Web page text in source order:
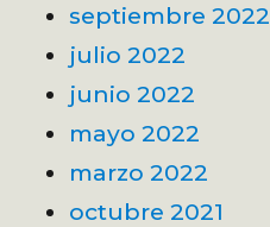
septiembre 2022
julio 2022
junio 2022
mayo 2022
marzo 2022
octubre 2021